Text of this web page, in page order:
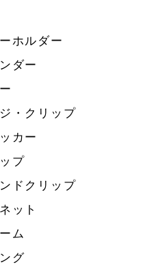
ホルダー
ダー
・クリップ
カー
プ
ドクリップ
ット
ム
グ